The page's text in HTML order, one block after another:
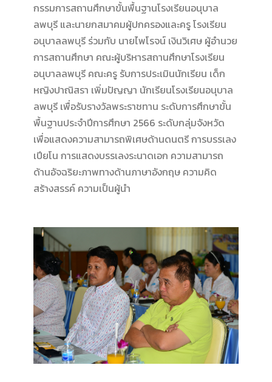
กรรมการสถานศึกษาขั้นพื้นฐานโรงเรียนอนุบาล
ลพบุรี และนายกสมาคมผู้ปกครองและครู โรงเรียน
อนุบาลลพบุรี ร่วมกับ นายไพโรจน์ เงินวิเศษ ผู้อำนวย
การสถานศึกษา คณะผู้บริหารสถานศึกษาโรงเรียน
อนุบาลลพบุรี คณะครู รับการประเมินนักเรียน เด็ก
หญิงปาณิสรา เพิ่มปัญญา นักเรียนโรงเรียนอนุบาล
ลพบุรี เพื่อรับรางวัลพระราชทาน ระดับการศึกษาขั้น
พื้นฐานประจำปีการศึกษา 2566 ระดับกลุ่มจังหวัด
เพื่อแสดงความสามารถพิเศษด้านดนตรี การบรรเลง
เปียโน การแสดงบรรเลงระนาดเอก ความสามารถ
ด้านอัจฉริยะภาพทางด้านภาษาอังกฤษ ความคิด
สร้างสรรค์ ความเป็นผู้นำ